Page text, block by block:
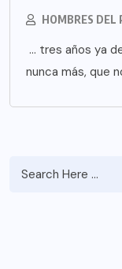
HOMBRES DEL
… tres años ya
nunca más, que